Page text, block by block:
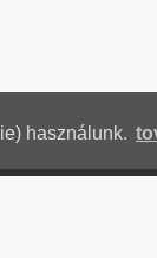
használunk.